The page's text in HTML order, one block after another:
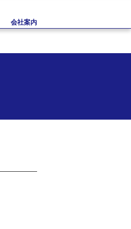
会社案内